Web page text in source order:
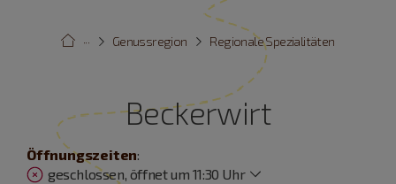
Regionale Spezialitäten
Genussregion
···
Beckerwirt
Öffnungszeiten:
geschlossen, öffnet um 11:30 Uhr